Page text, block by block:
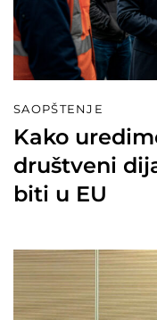
SAOPŠTENJE
Kako
društveni
biti u EU